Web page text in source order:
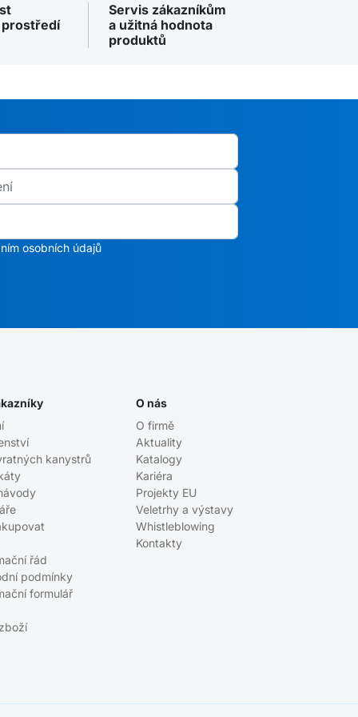
Servis zákazníkům
a užitná hodnota
produktů
osobních údajů
kanystrů
řád
podmínky
formulář
O nás
O firmě
Aktuality
Katalogy
Kariéra
Projekty EU
Veletrhy a výstavy
Whistleblowing
Kontakty